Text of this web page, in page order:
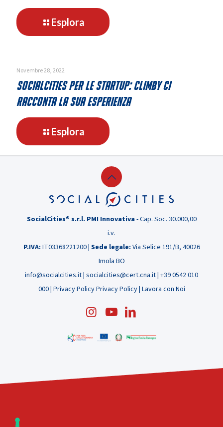
Esplora
Luca
consiglio
nazionale
Assintel
Novembre 28, 2022
SocialCities per le startup: Climby ci
racconta la sua esperienza
Esplora
SocialCities
per
startup:
Climby
ci
racconta
esperienza
SocialCities® s.r.l. PMI Innovativa - Cap. Soc. 30.000,00
i.v.
P.IVA: IT03368221200 | Sede legale: Via Selice 191/B, 40026
Imola BO
info@socialcities.it| socialcities@cert.cna.it| +39 0542 010
000| Privacy PolicyPrivacy Policy| Lavora con Noi